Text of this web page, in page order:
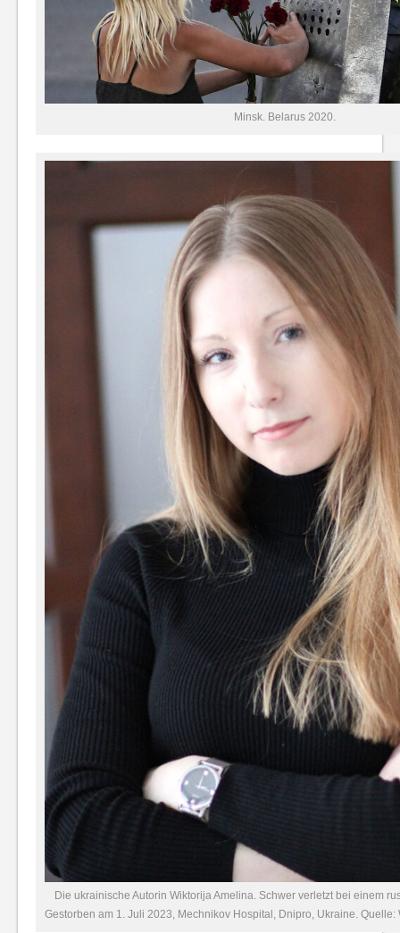
Minsk. Belarus 2020.
Die ukrainische Autorin Wiktorija Amelina. Schwer verletzt bei einem
Gestorben am 1. Juli 2023, Mechnikov Hospital, Dnipro, Ukraine.